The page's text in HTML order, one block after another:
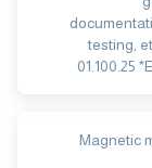
testing,
01.100.25
Magnetic